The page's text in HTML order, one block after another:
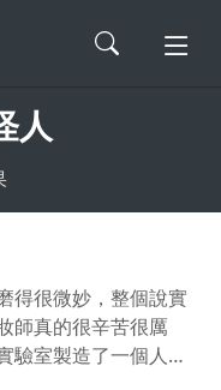
人
得很微妙，整個說實
師真的很辛苦很厲
驗室製造了一個人